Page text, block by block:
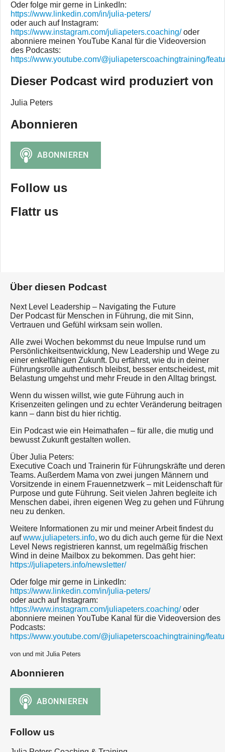
Oder folge mir gerne in LinkedIn:
https://www.linkedin.com/in/julia-peters/
oder auch auf Instagram:
https://www.instagram.com/juliapeters.coaching/oder
abonniere meinen YouTube Kanal für die Videoversion
des Podcasts:
https://www.youtube.com/@juliapeterscoachingtraining/
Dieser Podcast wird produziert von
Julia Peters
Abonnieren
Follow us
Flattr us
Über diesen Podcast
Next Level Leadership – Navigating the Future
Der Podcast für Menschen in Führung, die mit Sinn,
Vertrauen und Gefühl wirksam sein wollen.
Alle zwei Wochen bekommst du neue Impulse rund um
Persönlichkeitsentwicklung, New Leadership und Wege zu
einer enkelfähigen Zukunft. Du erfährst, wie du in deiner
Führungsrolle authentisch bleibst, besser entscheidest, mit
Belastung umgehst und mehr Freude in den Alltag bringst.
Wenn du wissen willst, wie gute Führung auch in
Krisenzeiten gelingen und zu echter Veränderung beitragen
kann – dann bist du hier richtig.
Ein Podcast wie ein Heimathafen – für alle, die mutig und
bewusst Zukunft gestalten wollen.
Über Julia Peters:
Executive Coach und Trainerin für Führungskräfte und deren
Teams. Außerdem Mama von zwei jungen Männern und
Vorsitzende in einem Frauennetzwerk – mit Leidenschaft für
Purpose und gute Führung. Seit vielen Jahren begleite ich
Menschen dabei, ihren eigenen Weg zu gehen und Führung
neu zu denken.
Weitere Informationen zu mir und meiner Arbeit findest du
aufwww.juliapeters.info, wo du dich auch gerne für die Next
Level News registrieren kannst, um regelmäßig frischen
Wind in deine Mailbox zu bekommen. Das geht hier:
https://juliapeters.info/newsletter/
Oder folge mir gerne in LinkedIn:
https://www.linkedin.com/in/julia-peters/
oder auch auf Instagram:
https://www.instagram.com/juliapeters.coaching/oder
abonniere meinen YouTube Kanal für die Videoversion des
Podcasts:
https://www.youtube.com/@juliapeterscoachingtraining/
von und mit Julia Peters
Abonnieren
Follow us